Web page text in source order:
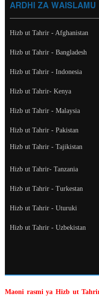
ARDHI ZA WAISLAMU
Hizb ut Tahrir - Afghanistan
Hizb ut Tahrir - Bangladesh
Hizb ut Tahrir - Indonesia
Hizb ut Tahrir- Kenya
Hizb ut Tahrir - Malaysia
Hizb ut Tahrir - Pakistan
Hizb ut Tahrir - Tajikistan
Hizb ut Tahrir- Tanzania
Hizb ut Tahrir - Turkestan
Hizb ut Tahrir - Uturuki
Hizb ut Tahrir - Uzbekistan
Maoni rasmi ya Hizb ut